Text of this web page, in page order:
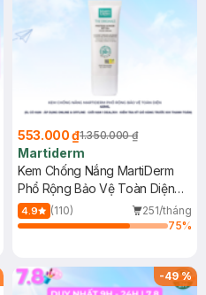
553.000 ₫1.350.000 ₫
Martiderm
Kem Chống Nắng MartiDerm
Phổ Rộng Bảo Vệ Toàn Diện
40ml
4.9 (110)
251/tháng
75%
-49%